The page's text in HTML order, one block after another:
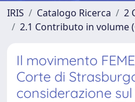
IRIS Catalogo Ricerca
2
2.1 Contributo in volume
Il movimento
Corte di
considerazione